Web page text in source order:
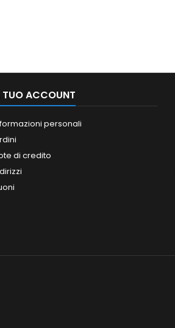
TUO ACCOUNT
personali
di credito